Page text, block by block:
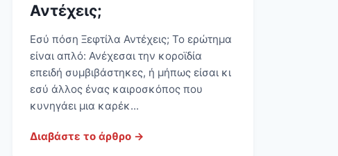
Αντέχεις;
Εσύ πόση Ξεφτίλα Αντέχεις; Το ερώτημα
είναι απλό: Ανέχεσαι την κοροϊδία
επειδή συμβιβάστηκες, ή μήπως είσαι κι
εσύ άλλος ένας καιροσκόπος που
κυνηγάει μια καρέκ...
Διαβάστε το άρθρο →